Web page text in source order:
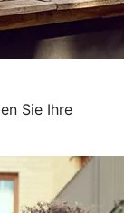
Sie Ihre